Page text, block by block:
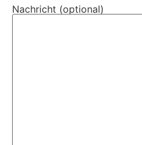
Nachricht (optional)